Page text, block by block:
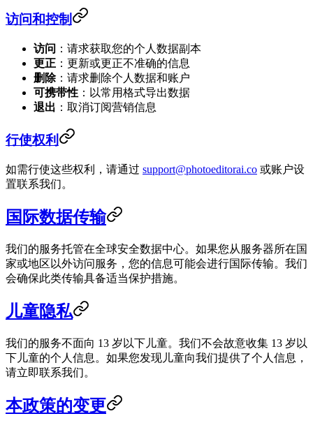
访问和控制
访问 ：请求获取您的个人数据副本
更正 ：更新或更正不准确的信息
删除：请求删除个人数据和账户
可携带性 ：以常用格式导出数据
退出 ：取消订阅营销信息
行使权利
如需行使这些权利，请通过 support@photoeditorai.co 或账户设
置联系我们。
国际数据传输
我们的服务托管在全球安全数据中心。如果您从服务器所在国
家或地区以外访问服务，您的信息可能会进行国际传输。我们
会确保此类传输具备适当保护措施。
儿童隐私
我们的服务不面向 13 岁以下儿童。我们不会故意收集 13 岁以
下儿童的个人信息。如果您发现儿童向我们提供了个人信息，
请立即联系我们。
本政策的变更